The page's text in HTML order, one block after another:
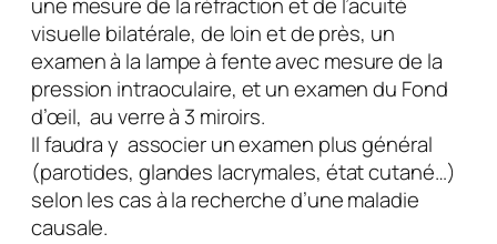
une mesure de la réfraction et de l’acuité
visuelle bilatérale, de loin et de près, un
examen à la lampe à fente avec mesure de la
pression intraoculaire, et un examen du Fond
d’œil, au verre à 3 miroirs.
Il faudra y associer un examen plus général
(parotides, glandes lacrymales, état cutané…)
selon les cas à la recherche d’une maladie
causale.